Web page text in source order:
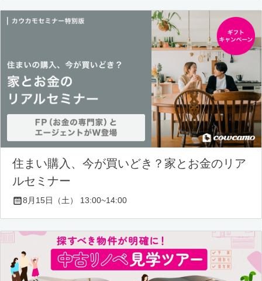
住まい購入、今が買いどき？家とお金のリア
ルセミナー
8月15日（土） 13:00~14:00